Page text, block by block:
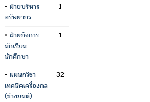
• ฝ่ายบริหาร
ทรัพยากร
1
• ฝ่ายกิจการ
นักเรียน
นักศึกษา
1
• แผนกวิชา
เทคนิคเครื่องกล
(ช่างยนต์)
32